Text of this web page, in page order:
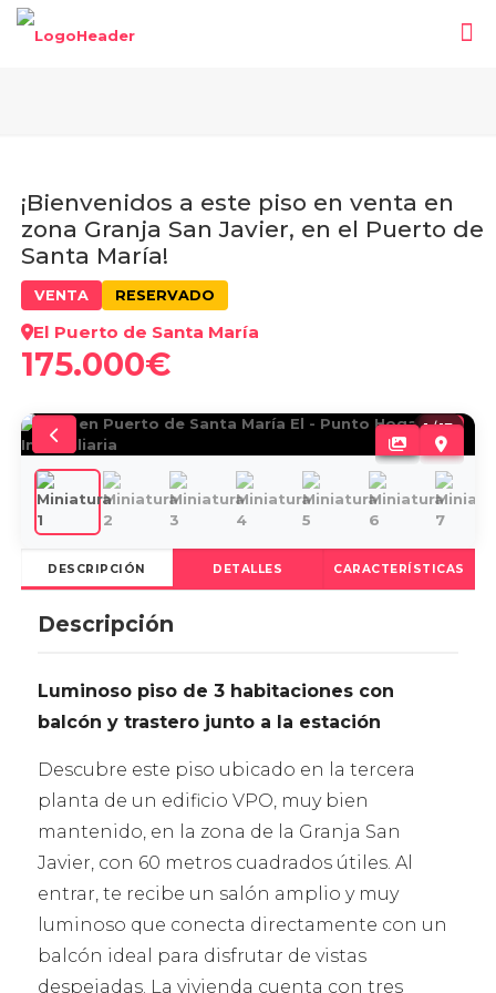
¡Bienvenidos a este piso en venta en
zona Granja San Javier, en el Puerto de
Santa María!
VENTA RESERVADO
El Puerto de Santa María
175.000€
1/17
DESCRIPCIÓN DETALLES CARACTERÍSTICAS
Descripción
Luminoso piso de 3 habitaciones con
balcón y trastero junto a la estación
Descubre este piso ubicado en la tercera
planta de un edificio VPO, muy bien
mantenido, en la zona de la Granja San
Javier, con 60 metros cuadrados útiles. Al
entrar, te recibe un salón amplio y muy
luminoso que conecta directamente con un
balcón ideal para disfrutar de vistas
despejadas. La vivienda cuenta con tres